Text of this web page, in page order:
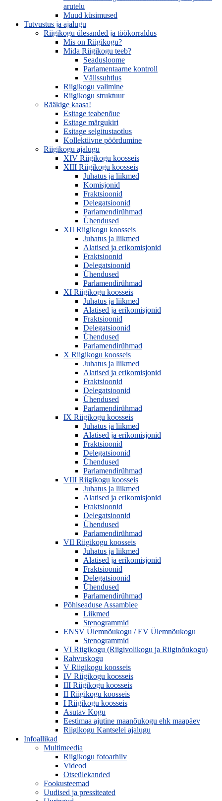
arutelu
Muud küsimused
Tutvustus ja ajalugu
Riigikogu ülesanded ja töökorraldus
Mis on Riigikogu?
Mida Riigikogu teeb?
Seadusloome
Parlamentaarne kontroll
Välissuhtlus
Riigikogu valimine
Riigikogu struktuur
Rääkige kaasa!
Esitage teabenõue
Esitage märgukiri
Esitage selgitustaotlus
Kollektiivne pöördumine
Riigikogu ajalugu
XIV Riigikogu koosseis
XIII Riigikogu koosseis
Juhatus ja liikmed
Komisjonid
Fraktsioonid
Delegatsioonid
Parlamendirühmad
Ühendused
XII Riigikogu koosseis
Juhatus ja liikmed
Alatised ja erikomisjonid
Fraktsioonid
Delegatsioonid
Ühendused
Parlamendirühmad
XI Riigikogu koosseis
Juhatus ja liikmed
Alatised ja erikomisjonid
Fraktsioonid
Delegatsioonid
Ühendused
Parlamendirühmad
X Riigikogu koosseis
Juhatus ja liikmed
Alatised ja erikomisjonid
Fraktsioonid
Delegatsioonid
Ühendused
Parlamendirühmad
IX Riigikogu koosseis
Juhatus ja liikmed
Alatised ja erikomisjonid
Fraktsioonid
Delegatsioonid
Ühendused
Parlamendirühmad
VIII Riigikogu koosseis
Juhatus ja liikmed
Alatised ja erikomisjonid
Fraktsioonid
Delegatsioonid
Ühendused
Parlamendirühmad
VII Riigikogu koosseis
Juhatus ja liikmed
Alatised ja erikomisjonid
Fraktsioonid
Delegatsioonid
Ühendused
Parlamendirühmad
Põhiseaduse Assamblee
Liikmed
Stenogrammid
ENSV Ülemnõukogu / EV Ülemnõukogu
Stenogrammid
VI Riigikogu (Riigivolikogu ja Riiginõukogu)
Rahvuskogu
V Riigikogu koosseis
IV Riigikogu koosseis
III Riigikogu koosseis
II Riigikogu koosseis
I Riigikogu koosseis
Asutav Kogu
Eestimaa ajutine maanõukogu ehk maapäev
Riigikogu Kantselei ajalugu
Infoallikad
Multimeedia
Riigikogu fotoarhiiv
Videod
Otseülekanded
Fookusteemad
Uudised ja pressiteated